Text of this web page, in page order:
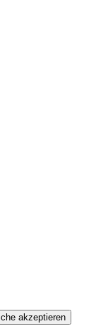
akzeptieren